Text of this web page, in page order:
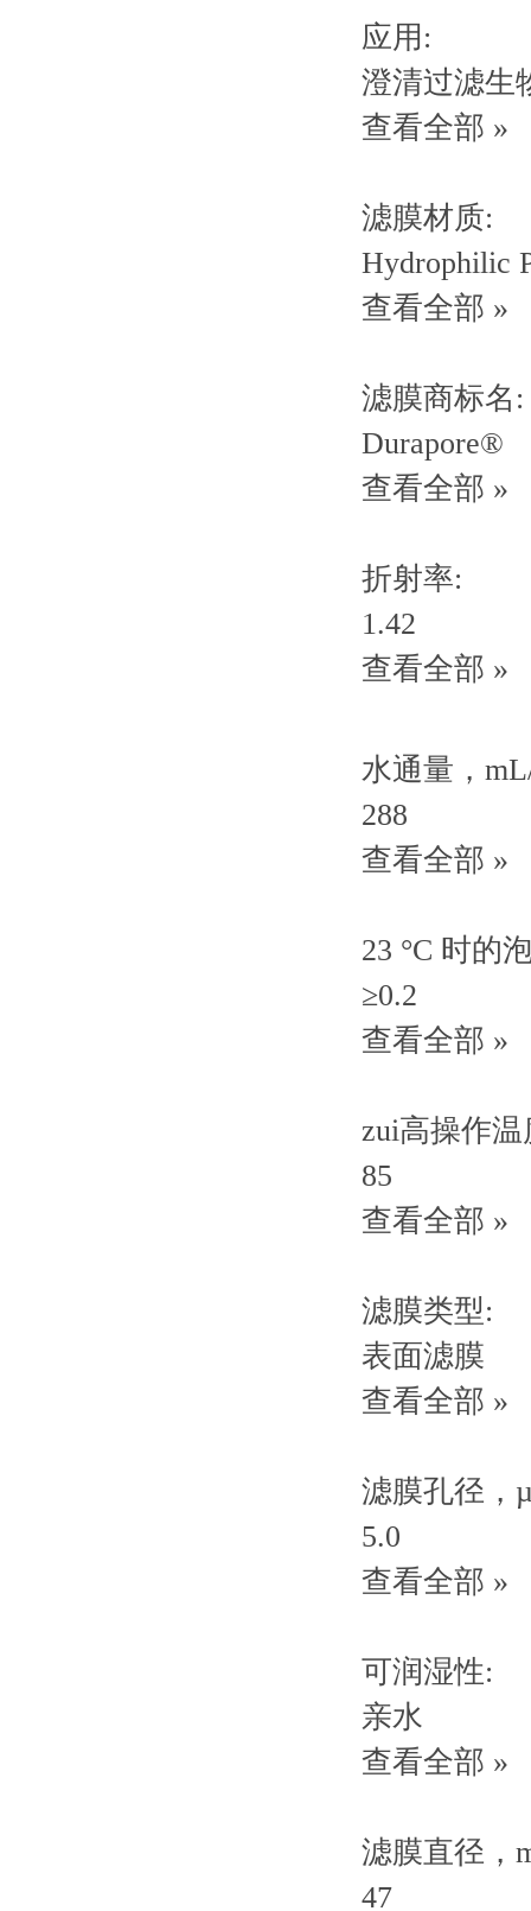
应用:
澄清过滤生
查看全部 »
滤膜材质:
Hydrophilic
查看全部 »
滤膜商标名:
Durapore®
查看全部 »
折射率:
1.42
查看全部 »
水通量，
288
查看全部 »
23 °C 时的
≥0.2
查看全部 »
zui高操作温
85
查看全部 »
滤膜类型:
表面滤膜
查看全部 »
滤膜孔径，
5.0
查看全部 »
可润湿性:
亲水
查看全部 »
滤膜直径，
47